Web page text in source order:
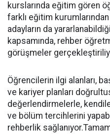
kurslarında eğitim gören
farklı eğitim
adayların da
kapsamında, rehber
görüşmeler
Öğrencilerin ilgi alanları,
ve kariyer planları
değerlendirmelerle,
ve bölüm tercihlerini
rehberlik